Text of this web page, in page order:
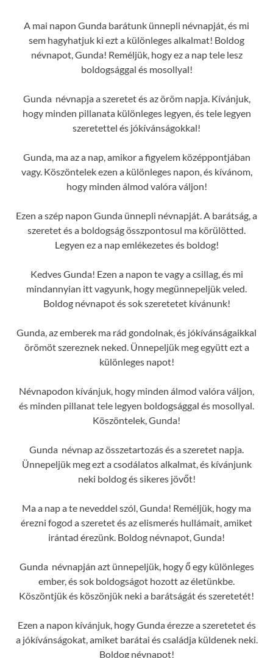
A mai napon Gunda barátunk ünnepli névnapját, és mi
sem hagyhatjuk ki ezt a különleges alkalmat! Boldog
névnapot, Gunda! Reméljük, hogy ez a nap tele lesz
boldogsággal és mosollyal!
Gunda névnapja a szeretet és az öröm napja. Kívánjuk,
hogy minden pillanata különleges legyen, és tele legyen
szeretettel és jókívánságokkal!
Gunda, ma az a nap, amikor a figyelem középpontjában
vagy. Köszöntelek ezen a különleges napon, és kívánom,
hogy minden álmod valóra váljon!
Ezen a szép napon Gunda ünnepli névnapját. A barátság, a
szeretet és a boldogság összpontosul ma körülötted.
Legyen ez a nap emlékezetes és boldog!
Kedves Gunda! Ezen a napon te vagy a csillag, és mi
mindannyian itt vagyunk, hogy megünnepeljük veled.
Boldog névnapot és sok szeretetet kívánunk!
Gunda, az emberek ma rád gondolnak, és jókívánságaikkal
örömöt szereznek neked. Ünnepeljük meg együtt ezt a
különleges napot!
Névnapodon kívánjuk, hogy minden álmod valóra váljon,
és minden pillanat tele legyen boldogsággal és mosollyal.
Köszöntelek, Gunda!
Gunda névnap az összetartozás és a szeretet napja.
Ünnepeljük meg ezt a csodálatos alkalmat, és kívánjunk
neki boldog és sikeres jövőt!
Ma a nap a te neveddel szól, Gunda! Reméljük, hogy ma
érezni fogod a szeretet és az elismerés hullámait, amiket
irántad érezünk. Boldog névnapot, Gunda!
Gunda névnapján azt ünnepeljük, hogy ő egy különleges
ember, és sok boldogságot hozott az életünkbe.
Köszöntjük és köszönjük neki a barátságát és szeretetét!
Ezen a napon kívánjuk, hogy Gunda érezze a szeretetet és
a jókívánságokat, amiket barátai és családja küldenek neki.
Boldog névnapot!